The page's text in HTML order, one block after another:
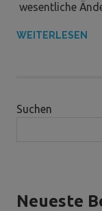
wesentliche
WEITERLESEN
Suchen
Neueste